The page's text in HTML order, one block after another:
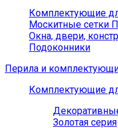
Комплектующие
Москитные сетки
Окна, двери,
Подоконники
Перила и
Комплектующие
Золотая серия